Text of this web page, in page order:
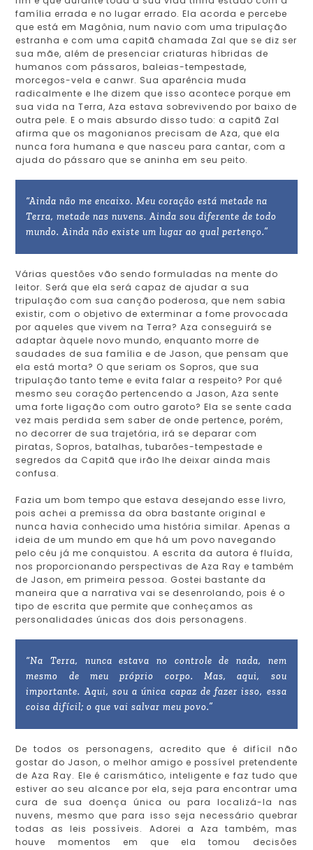
família errada e no lugar errado. Ela acorda e percebe
que está em Magônia, num navio com uma tripulação
estranha e com uma capitã chamada Zal que se diz ser
sua mãe, além de presenciar criaturas híbridas de
humanos com pássaros, baleias-tempestade,
morcegos-vela e canwr. Sua aparência muda
radicalmente e lhe dizem que isso acontece porque em
sua vida na Terra, Aza estava sobrevivendo por baixo de
outra pele. E o mais absurdo disso tudo: a capitã Zal
afirma que os magonianos precisam de Aza, que ela
nunca fora humana e que nasceu para cantar, com a
ajuda do pássaro que se aninha em seu peito.
“Ainda não me encaixo. Meu coração está metade na
Terra, metade nas nuvens. Ainda sou diferente de todo
mundo. Ainda não existe um lugar ao qual pertenço.”
Várias questões vão sendo formuladas na mente do
leitor. Será que ela será capaz de ajudar a sua
tripulação com sua canção poderosa, que nem sabia
existir, com o objetivo de exterminar a fome provocada
por aqueles que vivem na Terra? Aza conseguirá se
adaptar àquele novo mundo, enquanto morre de
saudades de sua família e de Jason, que pensam que
ela está morta? O que seriam os Sopros, que sua
tripulação tanto teme e evita falar a respeito? Por quê
mesmo seu coração pertencendo a Jason, Aza sente
uma forte ligação com outro garoto? Ela se sente cada
vez mais perdida sem saber de onde pertence, porém,
no decorrer de sua trajetória, irá se deparar com
piratas, Sopros, batalhas, tubarões-tempestade e
segredos da Capitã que irão lhe deixar ainda mais
confusa.
Fazia um bom tempo que estava desejando esse livro,
pois achei a premissa da obra bastante original e
nunca havia conhecido uma história similar. Apenas a
ideia de um mundo em que há um povo navegando
pelo céu já me conquistou. A escrita da autora é fluída,
nos proporcionando perspectivas de Aza Ray e também
de Jason, em primeira pessoa. Gostei bastante da
maneira que a narrativa vai se desenrolando, pois é o
tipo de escrita que permite que conheçamos as
personalidades únicas dos dois personagens.
“Na Terra, nunca estava no controle de nada, nem
mesmo de meu próprio corpo. Mas, aqui, sou
importante. Aqui, sou a única capaz de fazer isso, essa
coisa difícil; o que vai salvar meu povo.”
De todos os personagens, acredito que é difícil não
gostar do Jason, o melhor amigo e possível pretendente
de Aza Ray. Ele é carismático, inteligente e faz tudo que
estiver ao seu alcance por ela, seja para encontrar uma
cura de sua doença única ou para localizá-la nas
nuvens, mesmo que para isso seja necessário quebrar
todas as leis possíveis. Adorei a Aza também, mas
houve momentos em que ela tomou decisões